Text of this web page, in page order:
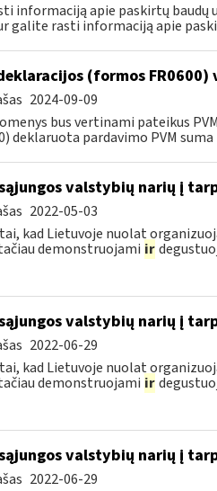
informaciją apie paskirtų baudų
galite rasti informaciją apie
deklaracijos (formos
2024-09-09
bus vertinami pateikus
deklaruota pardavimo PVM
valstybių narių į
2022-05-03
kad Lietuvoje nuolat
demonstruojami ir
valstybių narių į
2022-06-29
kad Lietuvoje nuolat
demonstruojami ir
valstybių narių į
2022-06-29